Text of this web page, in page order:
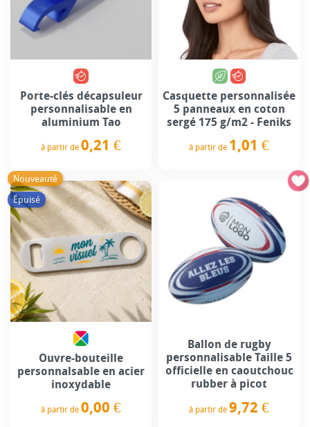
Porte-clés décapsuleur
personnalisable en
aluminium Tao
à partir de 0,21 €
Casquette personnalisée
5 panneaux en coton
sergé 175 g/m2 - Feniks
à partir de 1,01 €
Nouveauté
Épuisé
Ouvre-bouteille
personnalsable en acier
inoxydable
à partir de 0,00 €
Ballon de rugby
personnalisable Taille 5
officielle en caoutchouc
rubber à picot
à partir de 9,72 €